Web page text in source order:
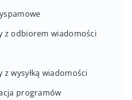
z odbiorem wiadomości
z wysyłką wiadomości
programów